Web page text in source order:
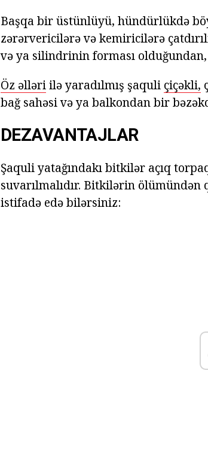
Başqa bir üstünlüyü, hündürlükdə
zərərvericilərə və kemiricilərə
və ya silindrinin forması
Öz əlləriilə yaradılmış şaquli çiçəkli,
bağ sahəsi və ya balkondan bir
DEZAVANTAJLAR
Şaquli yatağındakı bitkilər açıq
suvarılmalıdır. Bitkilərin
istifadə edə bilərsiniz: